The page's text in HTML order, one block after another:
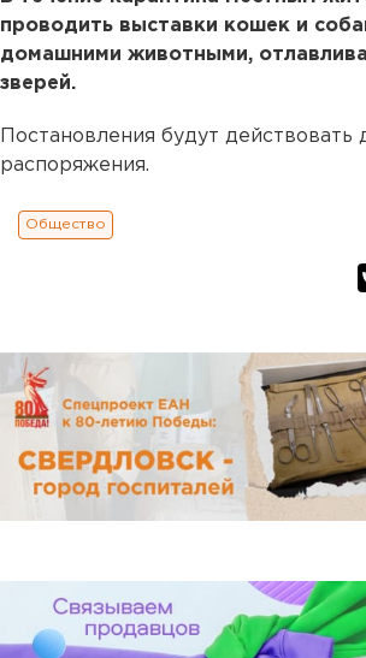
проводить выставки кошек и
домашними животными,
зверей.
Постановления будут действовать
распоряжения.
Общество